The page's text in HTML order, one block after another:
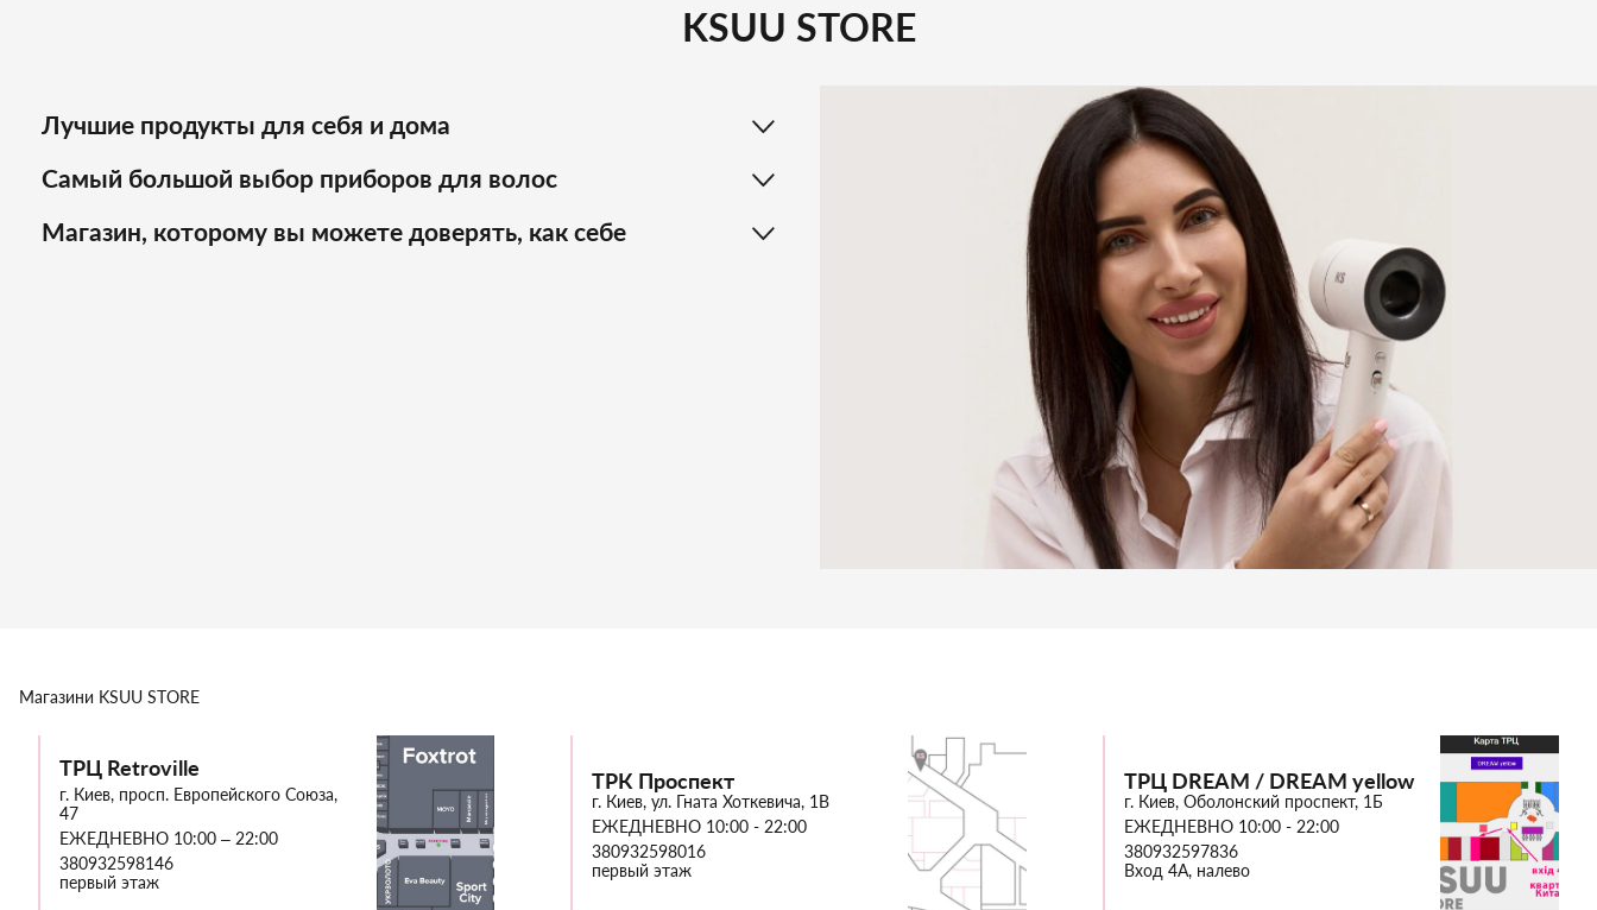
KSUU STORE
Лучшие продукты для себя и дома
Самый большой выбор приборов для волос
Магазин, которому вы можете доверять, как себе
Магазини KSUU STORE
ТРЦ Retroville
г. Киев, просп. Европейского Союза,
47
ЕЖЕДНЕВНО 10:00 – 22:00
380932598146
первый этаж
ТРК Проспект
г. Киев, ул. Гната Хоткевича, 1В
ЕЖЕДНЕВНО 10:00 - 22:00
380932598016
первый этаж
ТРЦ DREAM / DREAM yellow
г. Киев, Оболонский проспект, 1Б
ЕЖЕДНЕВНО 10:00 - 22:00
380932597836
Вход 4А, налево